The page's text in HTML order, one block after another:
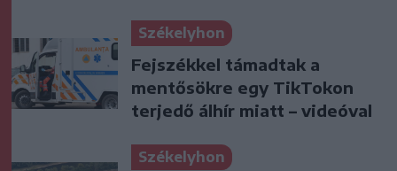
Székelyhon
Fejszékkel támadtak a
mentősökre egy TikTokon
terjedő álhír miatt – videóval
Székelyhon